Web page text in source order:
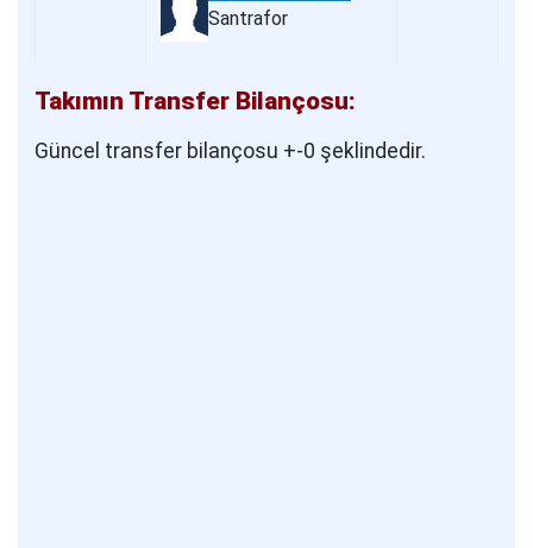
Santrafor
Takımın Transfer Bilançosu:
Güncel transfer bilançosu +-0 şeklindedir.